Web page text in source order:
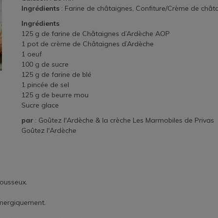
Ingrédients: Farine de châtaignes, Confiture/Crème de
Ingrédients
125 g de farine de Châtaignes d’Ardèche AOP
1 pot de crème de Châtaignes d’Ardèche
1 oeuf
100 g de sucre
125 g de farine de blé
1 pincée de sel
125 g de beurre mou
Sucre glace
par: Goûtez l'Ardèche & la crèche Les Marmobiles de Privas
Goûtez l'Ardèche